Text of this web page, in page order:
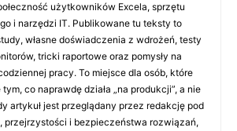
użytkowników Excela, sprzętu
i narzędzi IT. Publikowane tu teksty to
własne doświadczenia z wdrożeń, testy
tricki raportowe oraz pomysły na
pracy. To miejsce dla osób, które
co naprawdę działa „na produkcji”, a nie
artykuł jest przeglądany przez redakcję pod
przejrzystości i bezpieczeństwa rozwiązań,